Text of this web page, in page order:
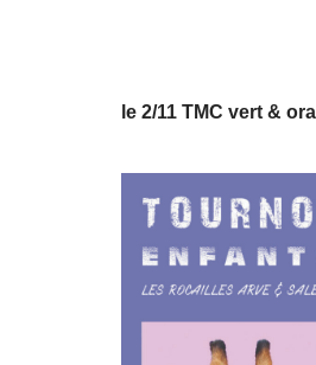
le 2/11 TMC vert &